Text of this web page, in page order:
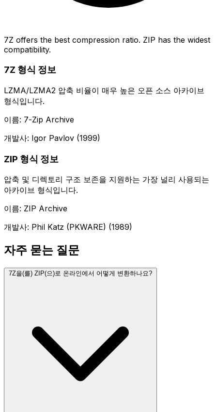
7Z offers the best compression ratio. ZIP has the widest
compatibility.
7Z 형식 정보
LZMA/LZMA2 압축 비율이 매우 높은 오픈 소스 아카이브
형식입니다.
이름: 7-Zip Archive
개발사: Igor Pavlov (1999)
ZIP 형식 정보
압축 및 디렉토리 구조 보존을 지원하는 가장 널리 사용되는
아카이브 형식입니다.
이름: ZIP Archive
개발사: Phil Katz (PKWARE) (1989)
자주 묻는 질문
7Z을(를) ZIP(으)로 온라인에서 어떻게 변환하나요?